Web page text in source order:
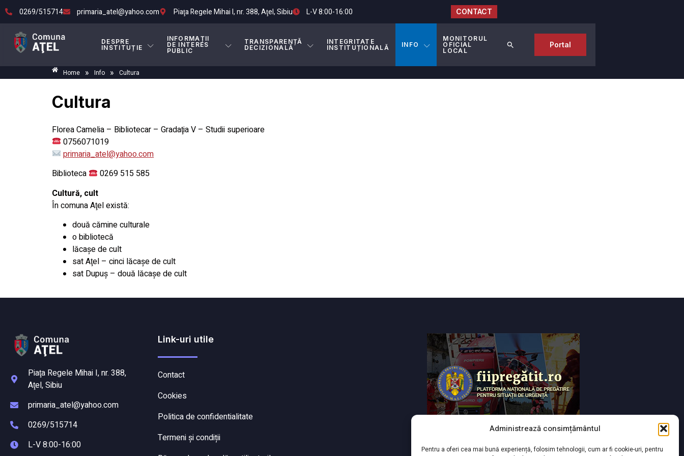
Administrează consimțământul
Pentru a oferi cea mai bună experiență, folosim tehnologii, cum ar fi cookie-uri, pentru
0269/515714 primaria_atel@yahoo.com Piaţa Regele Mihai I, nr. 388, Aţel, Sibiu L-V 8:00-16:00 CONTACT
DESPRE
INSTITUȚIE
INFORMAȚII
DE INTERES
PUBLIC
TRANSPARENȚĂ
DECIZIONALĂ
INTEGRITATE
INSTITUȚIONALĂ
INFO
MONITORUL
OFICIAL
LOCAL
Portal
Home » Info » Cultura
Cultura
Florea Camelia – Bibliotecar – Gradaţia V – Studii superioare
0756071019
primaria_atel@yahoo.com
Biblioteca
0269 515 585
Cultură, cult
În comuna Aţel există:
două cămine culturale
o bibliotecă
lăcaşe de cult
sat Aţel – cinci lăcaşe de cult
sat Dupuş – două lăcaşe de cult
Piaţa Regele Mihai I, nr. 388,
Aţel, Sibiu
primaria_atel@yahoo.com
0269/515714
L-V 8:00-16:00
Link-uri utile
Contact
Cookies
Politica de confidentialitate
Termeni și condiții